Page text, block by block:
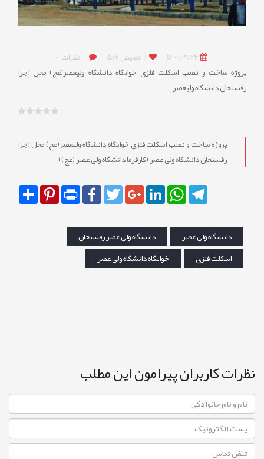
1400/3/23 نمایش نظرات
پروژه ساخت و نصب اسکلت فلزی خوابگاه دانشگاه ولیعصر(عج) محل اجرا
رفسنجان دانشگاه ولیعصر
پروژه ساخت و نصب اسکلت فلزی خوابگاه دانشگاه ولیعصر(عج) محل اجرا
رفسنجان دانشگاه ولی عصر (کارفرما دانشگاه ولی عصر (عج))
SharePinterest Print
FacebookTwitterGoogle+LinkedInWhatsAppTelegram
دانشگاه ولی عصر
دانشگاه ولی عصر رفسنجان
اسکلت فلزی
خوابگاه دانشگاه ولی عصر
نظرات کاربران پیرامون این مطلب